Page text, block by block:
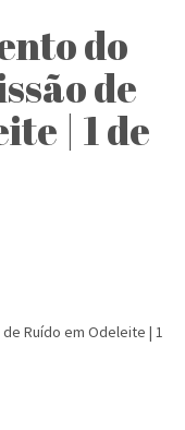
do
de
| 1 de
Ruído em Odeleite | 1